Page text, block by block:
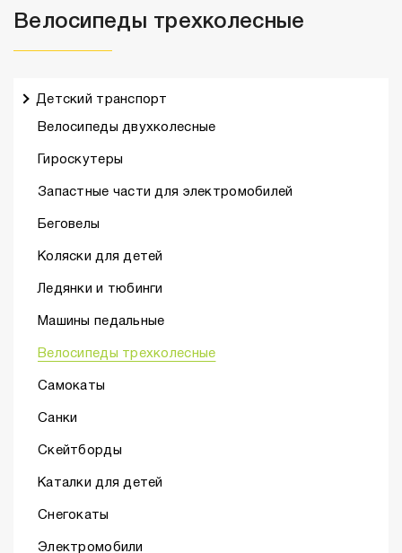
Велосипеды трехколесные
Детский транспорт
Велосипеды двухколесные
Гироскутеры
Запастные части для электромобилей
Беговелы
Коляски для детей
Ледянки и тюбинги
Машины педальные
Велосипеды трехколесные
Самокаты
Санки
Скейтборды
Каталки для детей
Снегокаты
Электромобили